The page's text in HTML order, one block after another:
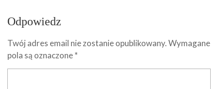
Odpowiedz
Twój adres email nie zostanie opublikowany.Wymagane
pola są oznaczone*